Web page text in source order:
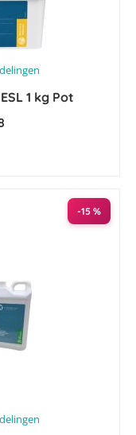
1 kg Pot
-15 %